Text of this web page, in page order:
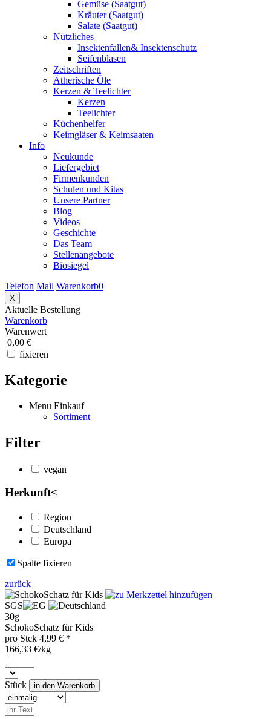
Gemüse (Saatgut)
Kräuter (Saatgut)
Salate (Saatgut)
Nützliches
Insektenfallen& Insektenschutz
Seifenblasen
Zeitschriften
Ätherische Öle
Kerzen & Teelichter
Kerzen
Teelichter
Küchenhelfer
Keimgläser & Keimsaaten
Info
Neukunde
Liefergebiet
Firmenkunden
Schulen und Kitas
Unsere Partner
Blog
Videos
Geschichte
Das Team
Stellenangebote
Biosiegel
Telefon Mail Warenkorb0
X
Aktuelle Bestellung
Warenkorb
Warenwert
0,00 €
fixieren
Kategorie
Menu Einkauf
Sortiment
Filter
vegan
Herkunft<
Region
Deutschland
Europa
Spalte fixieren
zurück
SGS
30g
SchokoSchatz für Kids
pro Stck 4,99 € *
166,33 €/kg
Stück